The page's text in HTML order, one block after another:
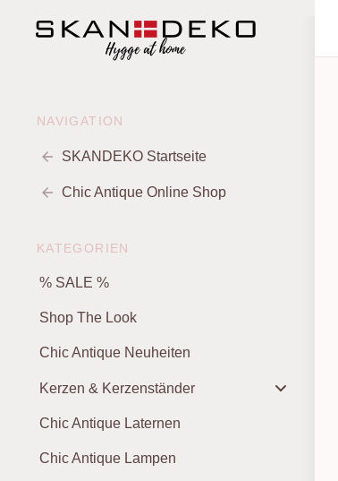
NAVIGATION
SKANDEKO Startseite
Chic Antique Online Shop
KATEGORIEN
% SALE %
Shop The Look
Chic Antique Neuheiten
Kerzen & Kerzenständer
Chic Antique Laternen
Chic Antique Lampen